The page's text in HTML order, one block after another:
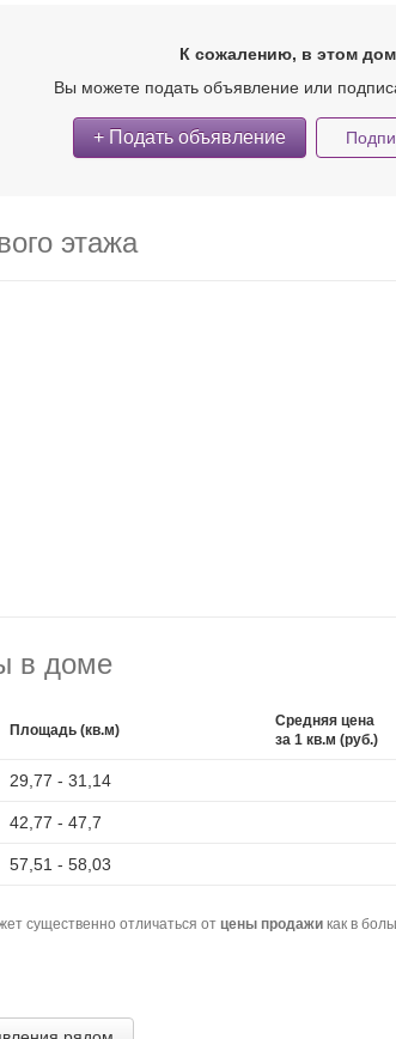
К сожалению, в этом
Вы можете подать объявление или
+ Подать объявление
этажа
в доме
Площадь (кв.м)
Средняя цена
за 1 кв.м (руб.)
29,77 - 31,14
42,77 - 47,7
57,51 - 58,03
существенно отличаться от цены продажи как в